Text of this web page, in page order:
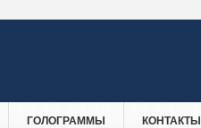
ГОЛОГРАММЫ КОНТАКТЫ